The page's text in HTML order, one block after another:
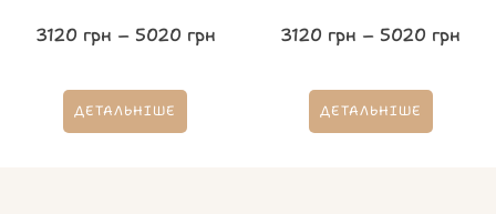
3120 грн – 5020 грн
ДЕТАЛЬНІШЕ
3120 грн – 5020 грн
ДЕТАЛЬНІШЕ